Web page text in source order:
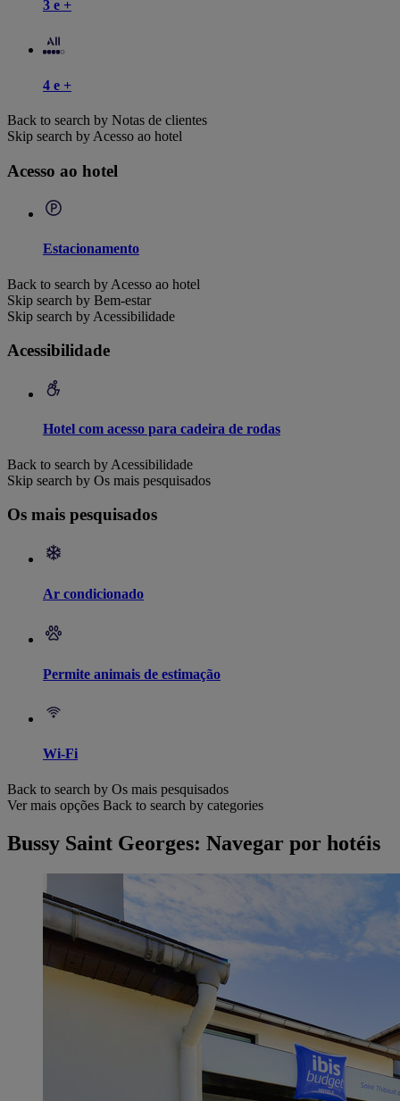
3 e +
4 e +
Back to search by Notas de clientes
Skip search by Acesso ao hotel
Acesso ao hotel
Estacionamento
Back to search by Acesso ao hotel
Skip search by Bem-estar
Skip search by Acessibilidade
Acessibilidade
Hotel com acesso para cadeira de rodas
Back to search by Acessibilidade
Skip search by Os mais pesquisados
Os mais pesquisados
Ar condicionado
Permite animais de estimação
Wi-Fi
Back to search by Os mais pesquisados
Ver mais opções Back to search by categories
Bussy Saint Georges: Navegar por hotéis